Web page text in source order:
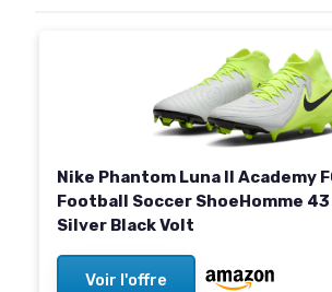
Nike Phantom Luna II Academy
Football Soccer ShoeHomme
Silver Black Volt
Voir l'offre